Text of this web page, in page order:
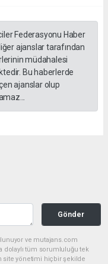
Federasyonu Haber
ajanslar tarafından
müdahalesi
Bu haberlerde
ajanslar olup
Gönder
ve mutajans.com
dolaylı tüm sorumluluğu tek
site yönetimi hiçbir şekilde